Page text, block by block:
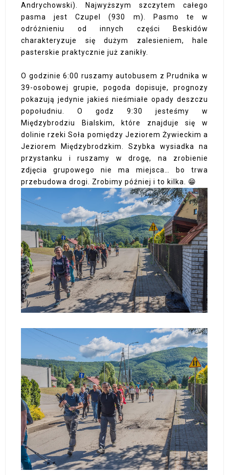
Andrychowski). Najwyższym szczytem całego
pasma jest Czupel (930 m). Pasmo te w
odróżnieniu od innych części Beskidów
charakteryzuje się dużym zalesieniem, hale
pasterskie praktycznie już zanikły.
O godzinie 6:00 ruszamy autobusem z Prudnika w
39-osobowej grupie, pogoda dopisuje, prognozy
pokazują jedynie jakieś nieśmiałe opady deszczu
popołudniu. O godz 9:30 jesteśmy w
Międzybrodziu Bialskim, które znajduje się w
dolinie rzeki Soła pomiędzy Jeziorem Żywieckim a
Jeziorem Międzybrodzkim. Szybka wysiadka na
przystanku i ruszamy w drogę, na zrobienie
zdjęcia grupowego nie ma miejsca… bo trwa
przebudowa drogi. Zrobimy później i to kilka. 😁